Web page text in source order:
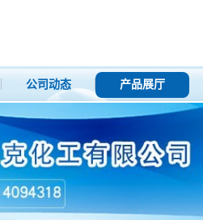
公司动态 产品展厅